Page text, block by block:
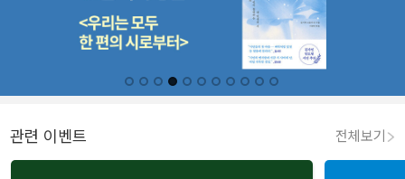
관련 이벤트 전체보기